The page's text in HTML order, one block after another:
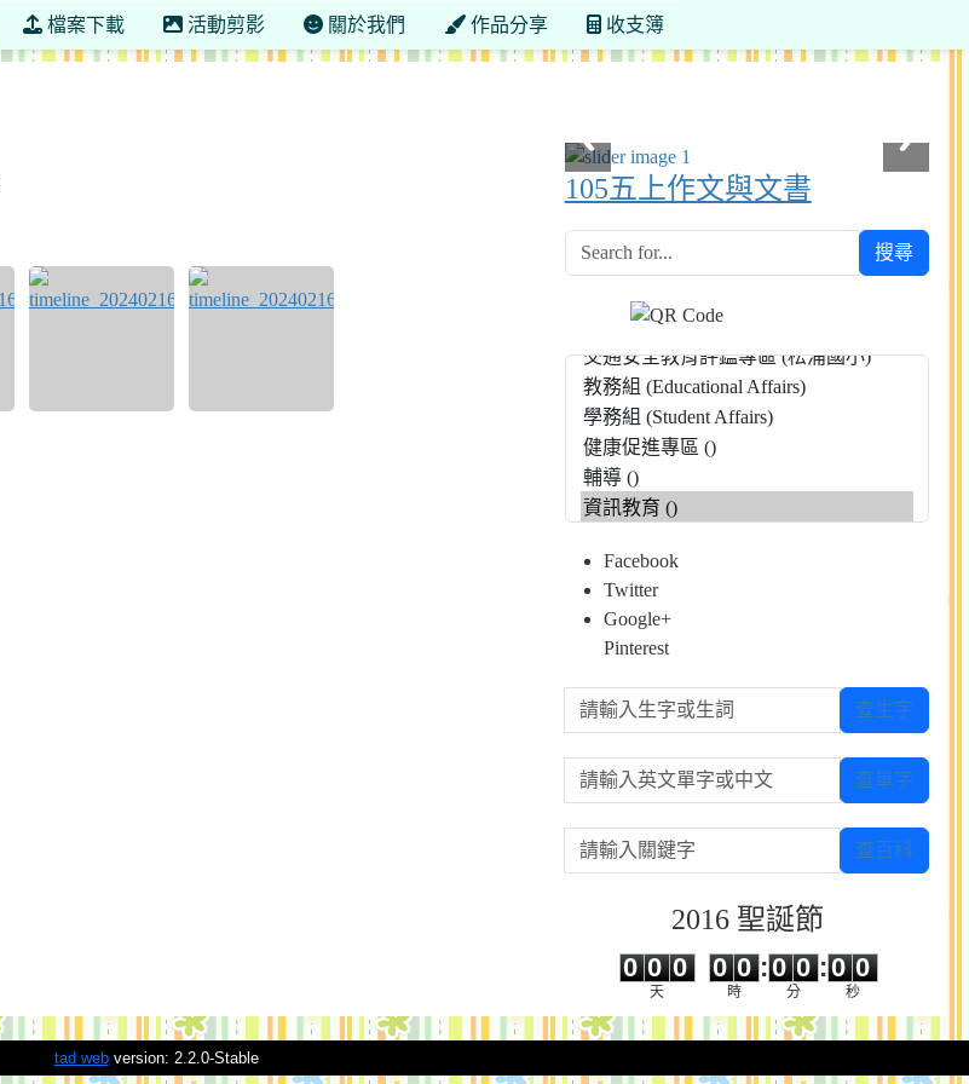
檔案下載 活動剪影 關於我們 作品分享 收支簿
105五上作文與文書
搜尋
Facebook
Twitter
Google+
Pinterest
請輸入生字或生詞 查生字
請輸入英文單字或中文 查單字
請輸入關鍵字 查百科
2016 聖誕節
0 0 0
天
0
0
0
時
:
0
0
0
0
分
:0 0
秒
tad webversion: 2.2.0-Stable